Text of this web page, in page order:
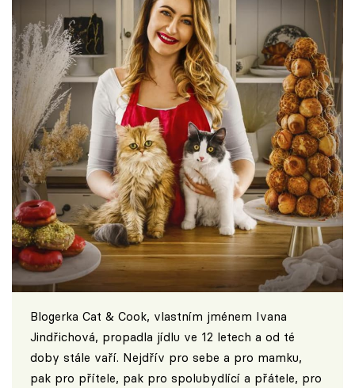
Blogerka Cat & Cook, vlastním jménem Ivana
Jindřichová, propadla jídlu ve 12 letech a od té
doby stále vaří. Nejdřív pro sebe a pro mamku,
pak pro přítele, pak pro spolubydlící a přátele, pro